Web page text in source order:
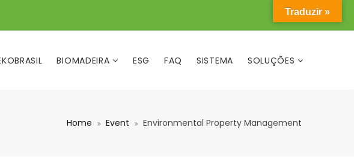
BIOMADEIRA ESG FAQ SISTEMA SOLUÇÕES
Home Event Environmental Property Management
Traduzir »